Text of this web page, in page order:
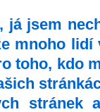
já jsem
mnoho lidí
toho, kdo
stránek